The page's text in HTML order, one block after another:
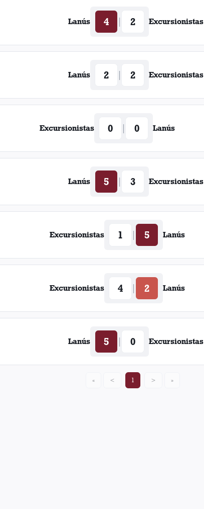
Lanús 4 2 Excursionistas
Lanús 2 2 Excursionistas
Excursionistas 0 0 Lanús
Lanús 5 3 Excursionistas
Excursionistas 1 5 Lanús
Excursionistas 4 2 Lanús
Lanús 5 0 Excursionistas
« < 1 > »